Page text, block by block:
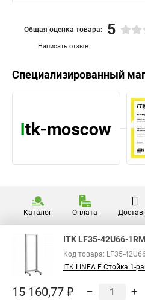
Написать отзыв
Общая оценка товара: 5
Специализированный
Каталог Оплата
ITK LF35-42U66-1RM
Код товара: LF35-
ITK LINEA F Стойка 1-
15 160,77 ₽ – +